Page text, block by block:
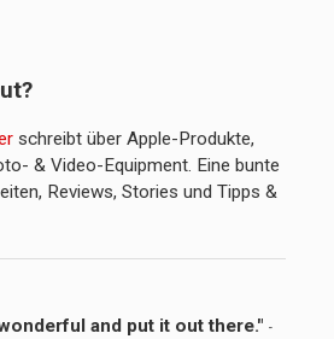
schreibt über Apple-Produkte,
& Video-Equipment. Eine bunte
Reviews, Stories und Tipps &
and put it out there." -